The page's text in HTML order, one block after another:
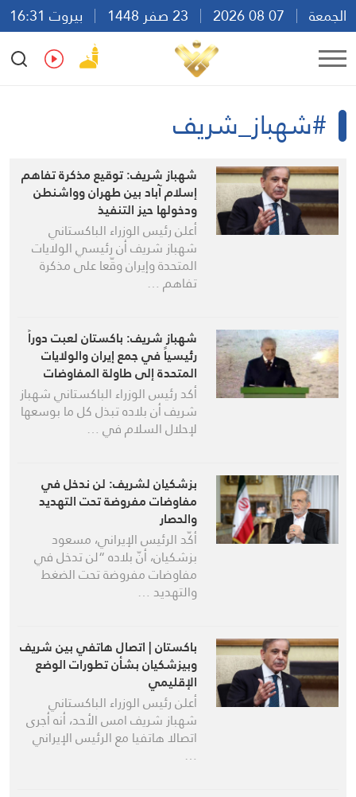
الجمعة
بيروت 16:31
Ar
En Fr Es
#شهباز_شريف
شهباز شريف: توقيع مذكرة تفاهم
إسلام آباد بين طهران وواشنطن
ودخولها حيز التنفيذ
أعلن رئيس الوزراء الباكستاني
شهباز شريف أن رئيسي الولايات
المتحدة وإيران وقّعا على مذكرة
تفاهم …
شهباز شريف: باكستان لعبت دوراً
رئيسياً في جمع إيران والولايات
المتحدة إلى طاولة المفاوضات
أكد رئيس الوزراء الباكستاني شهباز
شريف أن بلاده تبذل كل ما بوسعها
لإحلال السلام في …
بزشكيان لشريف: لن ندخل في
مفاوضات مفروضة تحت التهديد
والحصار
أكّد الرئيس الإيراني، مسعود
بزشكيان، أنّ بلاده “لن تدخل في
مفاوضات مفروضة تحت الضغط
والتهديد …
باكستان | اتصال هاتفي بين شريف
وبيزشكيان بشأن تطورات الوضع
الإقليمي
أعلن رئيس الوزراء الباكستاني
شهباز شريف امس الأحد، أنه أجرى
اتصالا هاتفيا مع الرئيس الإيراني
…